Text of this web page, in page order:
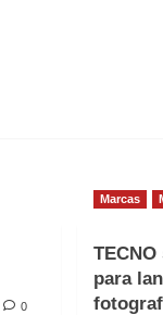
0
Marcas
para